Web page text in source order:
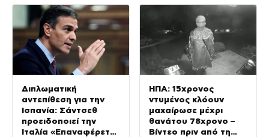
Διπλωματική
αντεπίθεση για την
Ισπανία: Σάντσεθ
προειδοποιεί την
Ιταλία «Επαναφέρετε
ΗΠΑ: 15χρονος
ντυμένος κλόουν
μαχαίρωσε μέχρι
θανάτου 78χρονο –
Βίντεο πριν από τη